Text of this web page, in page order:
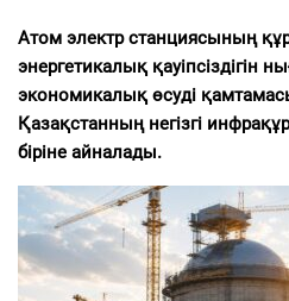
Атом электр станциясының
энергетикалық қауіпсіздігін
экономикалық өсуді
Қазақстанның негізгі
біріне айналады.